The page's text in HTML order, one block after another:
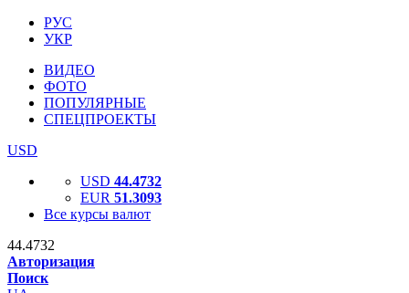
РУС
УКР
ВИДЕО
ФОТО
ПОПУЛЯРНЫЕ
СПЕЦПРОЕКТЫ
USD
USD 44.4732
EUR 51.3093
Все курсы валют
44.4732
Авторизация
Поиск